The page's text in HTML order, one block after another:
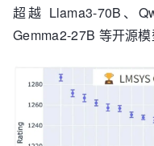
超越 Llama3-70B、
Gemma2-27B 等开源模